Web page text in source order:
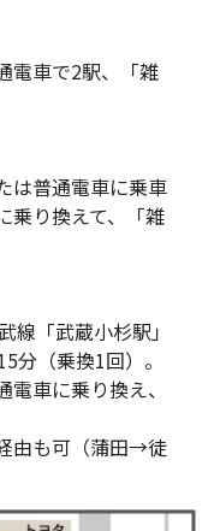
電車で2駅、「雑
は普通電車に乗車
乗り換えて、「雑
線「武蔵小杉駅」
分（乗換1回）。
電車に乗り換え、
由も可（蒲田→徒